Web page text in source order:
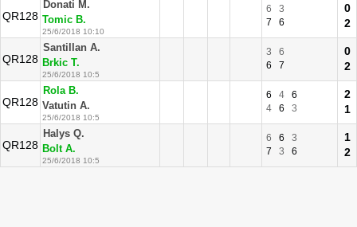
QR128
Donati M.
Tomic B.
25/6/2018 10:10
6
3
7
6
0
2
QR128
Santillan A.
Brkic T.
25/6/2018 10:5
3
6
6
7
0
2
QR128
Rola B.
Vatutin A.
25/6/2018 10:5
6 4
6
4
6 3
2
1
QR128
Halys Q.
Bolt A.
25/6/2018 10:5
6 6
3
7
3 6
1
2